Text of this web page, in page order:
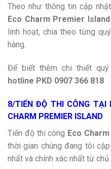
Theo như thông tin cập
Eco Charm Premier Island
linh hoạt, chia theo từng
hàng.
Để biết thêm chi thiết
hotline PKD 0907 366 818
8/TIẾN ĐỘ THI CÔNG TẠI
CHARM PREMIER ISLAND
Tiến độ thi công Eco
thời gian chúng đang tôi
nhất và chính xác nhất từ